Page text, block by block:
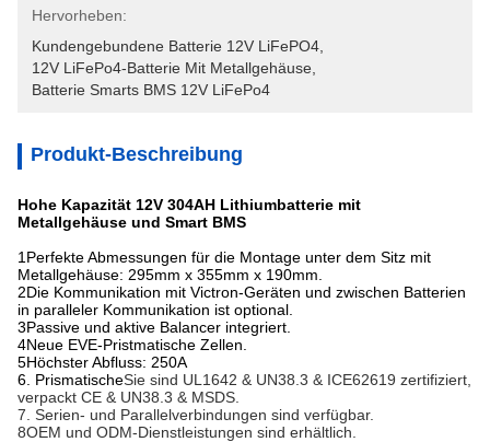
Hervorheben:
Kundengebundene Batterie 12V LiFePO4
12V LiFePo4-Batterie Mit Metallgehäuse
Batterie Smarts BMS 12V LiFePo4
Produkt-Beschreibung
Hohe Kapazität 12V 304AH Lithiumbatterie mit
Metallgehäuse und Smart BMS
1Perfekte Abmessungen für die Montage unter dem Sitz mit
Metallgehäuse: 295mm x 355mm x 190mm.
2Die Kommunikation mit Victron-Geräten und zwischen Batterien
in paralleler Kommunikation ist optional.
3Passive und aktive Balancer integriert.
4Neue EVE-Pristmatische Zellen.
5Höchster Abfluss: 250A
6. PrismatischeSie sind UL1642 & UN38.3 & ICE62619 zertifiziert,
verpackt CE & UN38.3 & MSDS.
7. Serien- und Parallelverbindungen sind verfügbar.
8OEM und ODM-Dienstleistungen sind erhältlich.